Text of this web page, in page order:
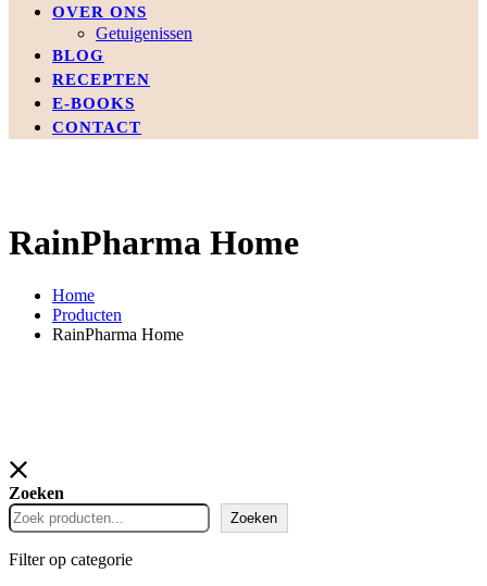
OVER ONS
Getuigenissen
BLOG
RECEPTEN
E-BOOKS
CONTACT
RainPharma Home
Home
Producten
RainPharma Home
Zoeken
Zoeken
Filter op categorie